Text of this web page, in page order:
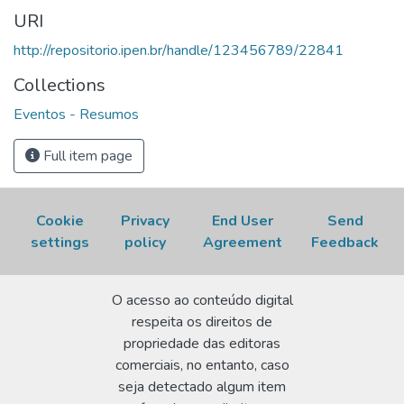
p. 122. Disponível em:
http://repositorio.ipen.br/handle/123456789/22841.
Acesso em: 06 Aug 2026.
URI
http://repositorio.ipen.br/handle/123456789/22841
Collections
Eventos - Resumos
Full item page
Cookie
settings
Privacy
policy
End User
Agreement
Send
Feedback
O acesso ao conteúdo digital
respeita os direitos de
propriedade das editoras
comerciais, no entanto, caso
seja detectado algum item